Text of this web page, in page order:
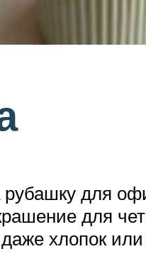
рубашку для
для
хлопок